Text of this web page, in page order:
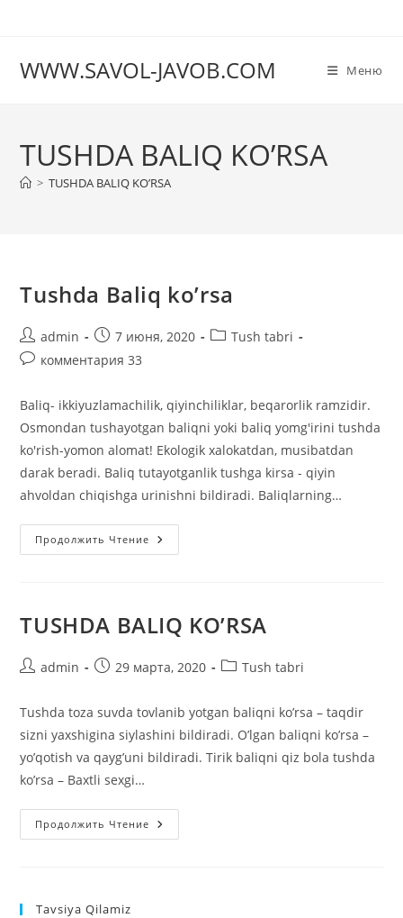
WWW.SAVOL-JAVOB.COM Меню
TUSHDA BALIQ KO’RSA
> TUSHDA BALIQ KO’RSA
Tushda Baliq ko’rsa
Автор
записи:
admin
Запись
опубликована:
7 июня, 2020
Рубрика
Tush tabri
Комментарии
записи:
комментария 33
Baliq- ikkiyuzlamachilik, qiyinchiliklar, beqarorlik ramzidir.
Osmondan tushayotgan baliqni yoki baliq yomg'irini tushda
ko'rish-yomon alomat! Ekologik xalokatdan, musibatdan
darak beradi. Baliq tutayotganlik tushga kirsa - qiyin
ahvoldan chiqishga urinishni bildiradi. Baliqlarning…
Продолжить Чтение Tushda
Baliq
TUSHDA BALIQ KO’RSA
Авторadmin
Запись29 марта, 2020
Рубрика
Tush tabri
Tushda toza suvda tovlanib yotgan baliqni ko’rsa – taqdir
sizni yaxshigina siylashini bildiradi. O’lgan baliqni ko’rsa –
yo’qotish va qayg’uni bildiradi. Tirik baliqni qiz bola tushda
ko’rsa – Baxtli sexgi…
Продолжить Чтение TUSHDA
BALIQ
Tavsiya Qilamiz